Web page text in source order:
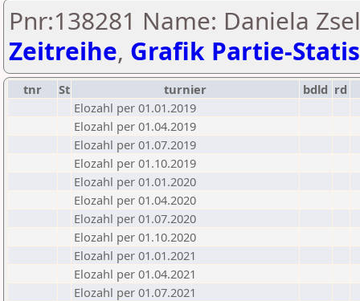
Pnr:138281 Name: Daniela
Zeitreihe, Grafik Partie-
tnr St turnier bdld rd
Elozahl per 01.01.2019
Elozahl per 01.04.2019
Elozahl per 01.07.2019
Elozahl per 01.10.2019
Elozahl per 01.01.2020
Elozahl per 01.04.2020
Elozahl per 01.07.2020
Elozahl per 01.10.2020
Elozahl per 01.01.2021
Elozahl per 01.04.2021
Elozahl per 01.07.2021